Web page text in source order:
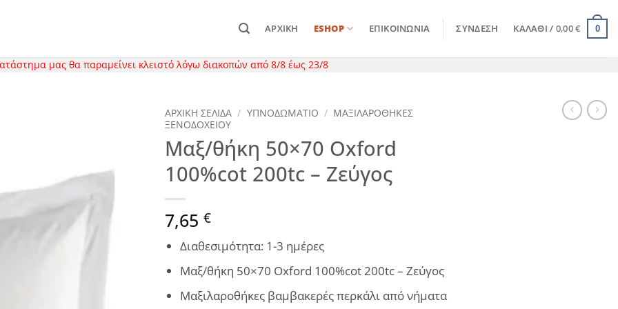
ΑΡΧΙΚΉ ESHOP ΕΠΙΚΟΙΝΩΝΊΑ ΣΎΝΔΕΣΗ ΚΑΛΆΘΙ / 0,00€ 0
μας θα παραμείνει κλειστό λόγω διακοπών από 8/8 έως 23/8
ΑΡΧΙΚΉ ΣΕΛΊΔΑ / ΥΠΝΟΔΩΜΑΤΙΟ / ΜΑΞΙΛΑΡΟΘΗΚΕΣ
ΞΕΝΟΔΟΧΕΙΟΥ
Μαξ/θήκη 50×70 Oxford
100%cot 200tc – Ζεύγος
7,65 €
Διαθεσιμότητα: 1-3 ημέρες
Μαξ/θήκη 50×70 Oxford 100%cot 200tc – Ζεύγος
Μαξιλαροθήκες βαμβακερές περκάλι από νήματα